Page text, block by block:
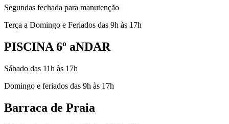
Segundas fechada para manutenção
Terça a Domingo e Feriados das 9h às 17h
PISCINA 6º aNDAR
Sábado das 11h às 17h
Domingo e feriados das 9h às 17h
Barraca de Praia